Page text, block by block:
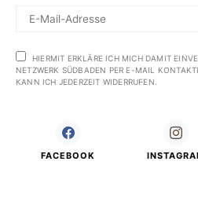
HIERMIT ERKLÄRE ICH MICH DAMIT
NETZWERK SÜDBADEN PER E-MAIL
KANN ICH JEDERZEIT WIDERRUFEN.
FACEBOOK